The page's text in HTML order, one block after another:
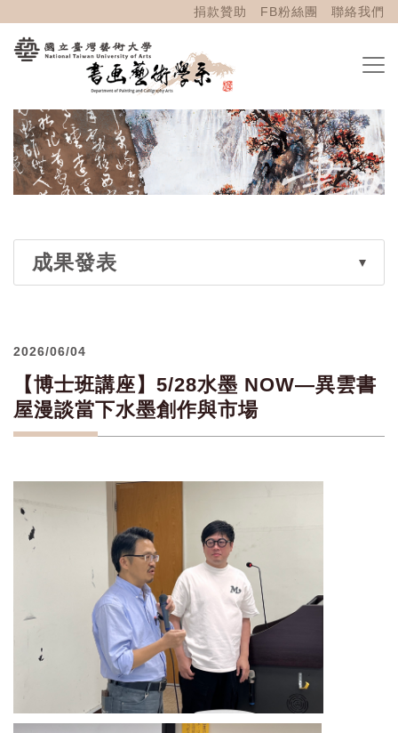
捐款贊助 FB粉絲團 聯絡我們
成果發表
2026/06/04
【博士班講座】5/28水墨 NOW—異雲書
屋漫談當下水墨創作與市場